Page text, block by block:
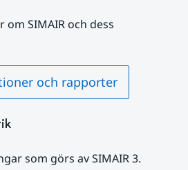
SIMAIR och dess
och rapporter
som görs av SIMAIR 3.